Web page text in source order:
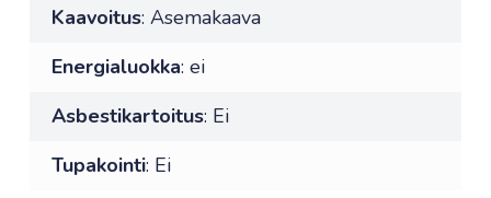
Kaavoitus: Asemakaava
Energialuokka: ei
Asbestikartoitus: Ei
Tupakointi: Ei